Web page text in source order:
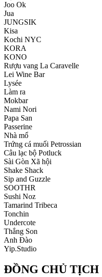
Joo Ok
Jua
JUNGSIK
Kisa
Kochi NYC
KORA
KONO
Rượu vang La Caravelle
Lei Wine Bar
Lysée
Làm ra
Mokbar
Nami Nori
Papa San
Passerine
Nhà mổ
Trứng cá muối Petrossian
Câu lạc bộ Potluck
Sài Gòn Xã hội
Shake Shack
Sip and Guzzle
SOOTHR
Sushi Noz
Tamarind Tribeca
Tonchin
Undercote
Thắng Son
Anh Đào
Yip.Studio
ĐỒNG CHỦ TỊCH